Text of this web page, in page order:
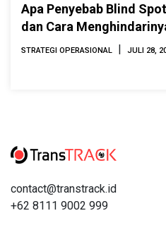
Apa Penyebab Blind
dan Cara
STRATEGI OPERASIONAL | JULI 28,
contact@transtrack.id
+62 8111 9002 999